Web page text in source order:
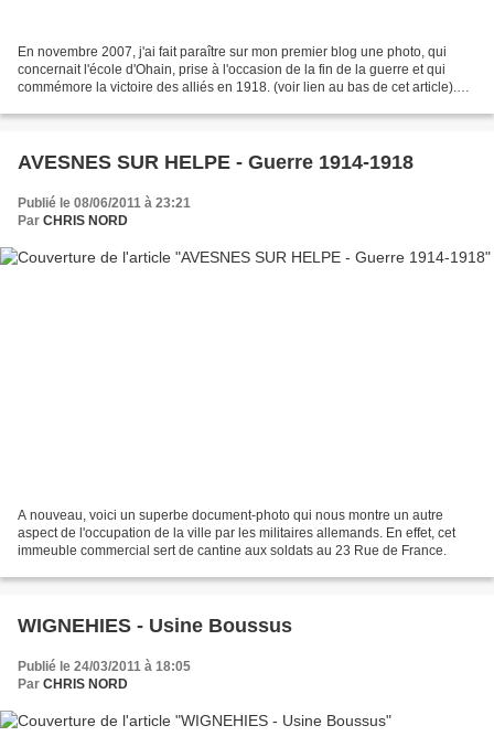
En novembre 2007, j'ai fait paraître sur mon premier blog une photo, qui
concernait l'école d'Ohain, prise à l'occasion de la fin de la guerre et qui
commémore la victoire des alliés en 1918. (voir lien au bas de cet article).
AVESNES SUR HELPE - Guerre 1914-1918
Publié le 08/06/2011 à 23:21
Par CHRIS NORD
A nouveau, voici un superbe document-photo qui nous montre un autre
aspect de l'occupation de la ville par les militaires allemands. En effet, cet
immeuble commercial sert de cantine aux soldats au 23 Rue de France.
WIGNEHIES - Usine Boussus
Publié le 24/03/2011 à 18:05
Par CHRIS NORD